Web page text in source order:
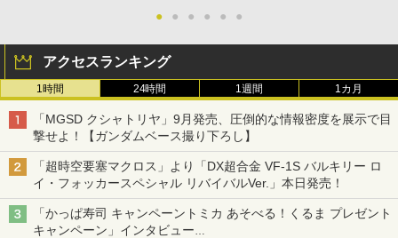
● ● ● ● ● ●
アクセスランキング
1時間 24時間 1週間 1カ月
「MGSD クシャトリヤ」9月発売、圧倒的な情報密度を展示で目
撃せよ！【ガンダムベース撮り下ろし】
「超時空要塞マクロス」より「DX超合金 VF-1S バルキリー ロ
イ・フォッカースペシャル リバイバルVer.」本日発売！
「かっぱ寿司 キャンペーントミカ あそべる！くるま プレゼント
キャンペーン」インタビュー